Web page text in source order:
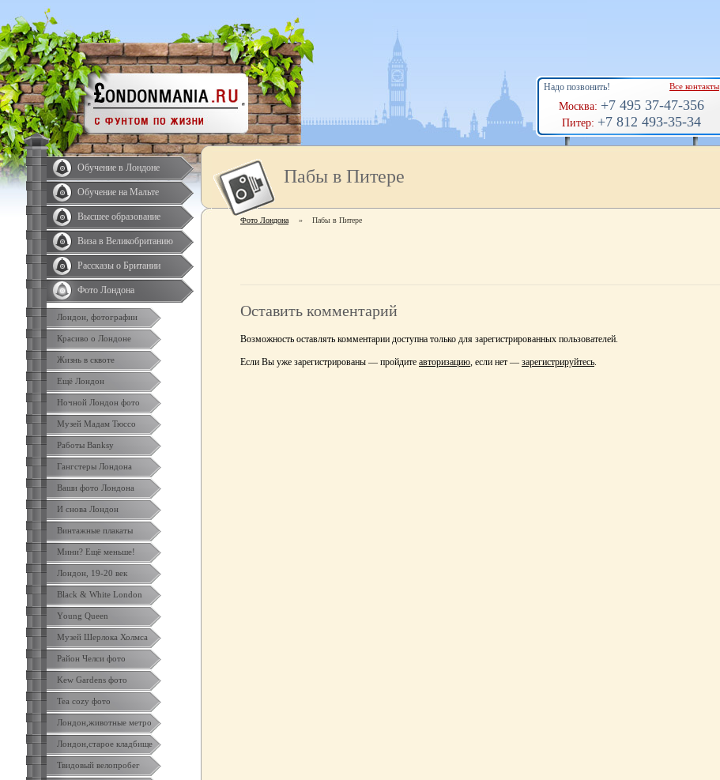
Обучение в Лондоне
Обучение на Мальте
Высшее образование
Виза в Великобританию
Рассказы о Британии
Фото Лондона
Лондон, фотографии
Красиво о Лондоне
Жизнь в сквоте
Ещё Лондон
Ночной Лондон фото
Музей Мадам Тюссо
Работы Banksy
Гангстеры Лондона
Ваши фото Лондона
И снова Лондон
Винтажные плакаты
Мини? Ещё меньше!
Лондон, 19-20 век
Black & White London
Yоung Queen
Музей Шерлока Холмса
Район Челси фото
Kew Gardens фото
Tea cozy фото
Лондон,животные метро
Лондон,старое кладбище
Твидовый велопробег
Надо позвонить! Все контакты
Москва: +7 495 37-47-356
Питер: +7 812 493-35-34
Пабы в Питере
Фото Лондона » Пабы в Питере
Оставить комментарий
Возможность оставлять комментарии доступна только для зарегистрированных пользователей.
Если Вы уже зарегистрированы — пройдите авторизацию , если нет — зарегистрируйтесь